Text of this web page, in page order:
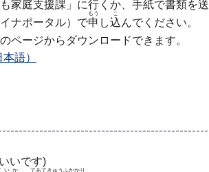
家庭支援課 」に行 くか、 手紙で書類を送
ナポータル）で申
もう
し込
こ
んでください。
のページからダウンロードできます。
語）
いです)
いか てあてきゅうふかかり